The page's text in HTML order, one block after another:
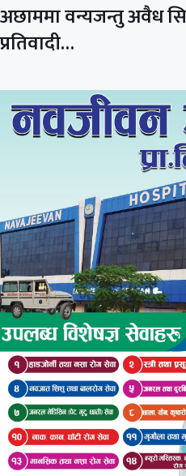
अछाममा वन्यजन्तु अवैध
प्रतिवादी…